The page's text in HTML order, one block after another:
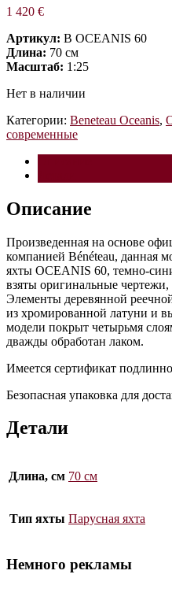
1 420 €
Артикул: B OCEANIS 60
Длина: 70 см
Масштаб: 1:25
Нет в наличии
Категории: Beneteau Oceanis,
современные
Описание
Произведенная на основе
компанией Bénéteau, данная
яхты OCEANIS 60, темно-
взяты оригинальные
Элементы деревянной
из хромированной латуни и
модели покрыт четырьмя
дважды обработан лаком.
Имеется сертификат
Безопасная упаковка для
Детали
Длина, см 70 см
Тип яхты Парусная яхта
Немного рекламы